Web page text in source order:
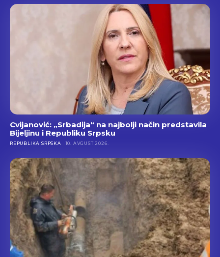
Cvijanović: „Srbadija“ na najbolji način predstavila
Bijeljinu i Republiku Srpsku
REPUBLIKA SRPSKA 10. AVGUST 2026.